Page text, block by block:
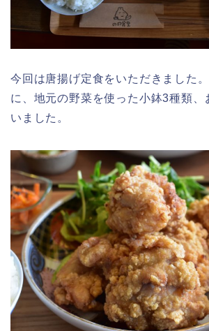
今回は唐揚げ定食をいただきました
に、地元の野菜を使った小鉢3種類、
いました。